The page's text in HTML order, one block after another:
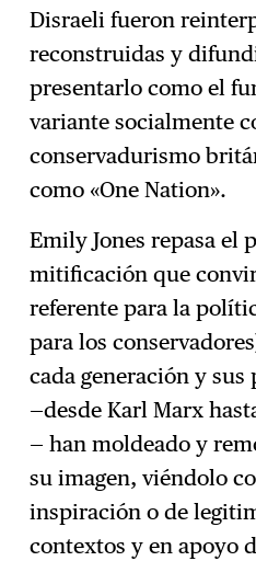
Disraeli fueron
reconstruidas y
presentarlo como el
variante socialmente
conservadurismo
como «One Nation».
Emily Jones repasa el
mitificación que
referente para la
para los
cada generación y
—desde Karl Marx
— han moldeado y
su imagen, viéndolo
inspiración o de
contextos y en apoyo